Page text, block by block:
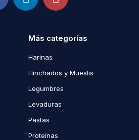
Más categorías
Harinas
Hinchados y Mueslis
Legumbres
Levaduras
Pastas
Proteínas